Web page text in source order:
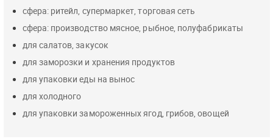
сфера: ритейл, супермаркет, торговая сеть
сфера: производство мясное, рыбное, полуфабрикаты
для салатов, закусок
для заморозки и хранения продуктов
для упаковки еды на вынос
для холодного
для упаковки замороженных ягод, грибов, овощей